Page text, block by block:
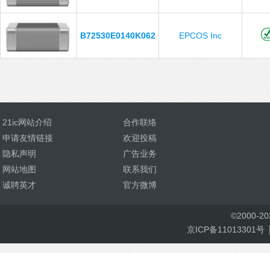
B72530E0140K062 EPCOS Inc
21ic网站介绍
合作联络
申请友情链接
欢迎投稿
隐私声明
广告业务
网站地图
联系我们
诚聘英才
官方微博
©2000-
京ICP备11013301号